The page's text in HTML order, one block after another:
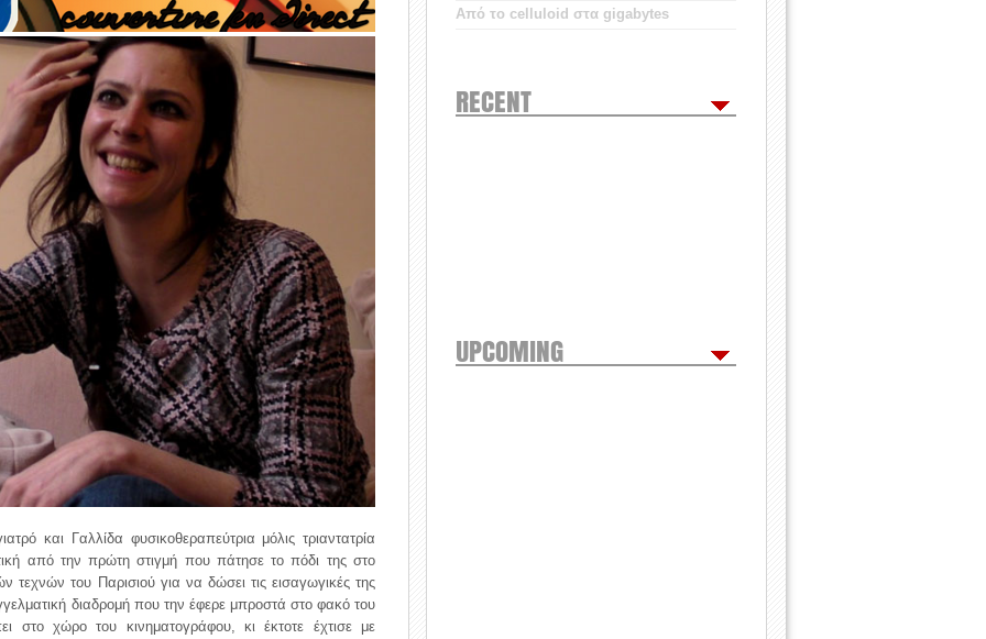
και Γαλλίδα φυσικοθεραπεύτρια μόλις τριαντατρία
από την πρώτη στιγμή που πάτησε το πόδι της στο
τεχνών του Παρισιού για να δώσει τις εισαγωγικές της
διαδρομή που την έφερε μπροστά στο φακό του
στο χώρο του κινηματογράφου, κι έκτοτε έχτισε με
Από το celluloid στα gigabytes
RECENT
UPCOMING